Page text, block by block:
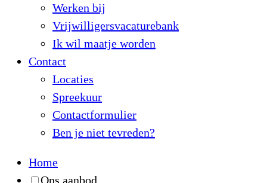
Werken bij
Vrijwilligersvacaturebank
Ik wil maatje worden
Contact
Locaties
Spreekuur
Contactformulier
Ben je niet tevreden?
Home
Ons aanbod